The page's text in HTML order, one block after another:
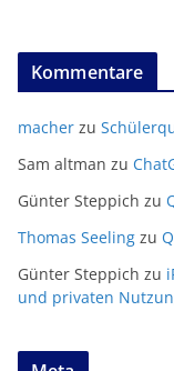
Kommentare
macher zu
Sam altman zu
Günter Steppich zu
Thomas Seeling zu
Günter Steppich zu
und privaten